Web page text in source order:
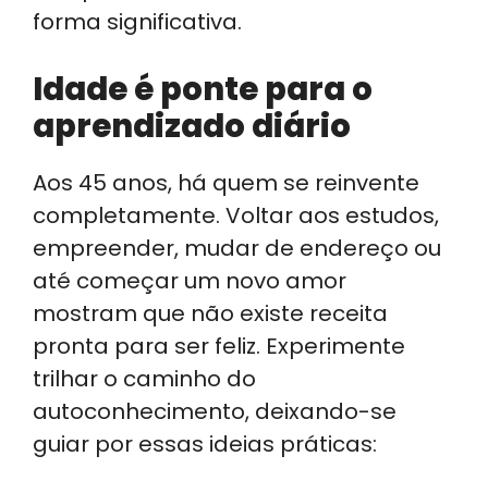
forma significativa.
Idade é ponte para o
aprendizado diário
Aos 45 anos, há quem se reinvente
completamente. Voltar aos estudos,
empreender, mudar de endereço ou
até começar um novo amor
mostram que não existe receita
pronta para ser feliz. Experimente
trilhar o caminho do
autoconhecimento, deixando-se
guiar por essas ideias práticas: